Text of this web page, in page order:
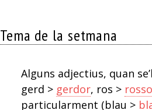
Tema de la setmana
Alguns adjectius, quan
gerd > gerdor, ros >
particularment (blau >